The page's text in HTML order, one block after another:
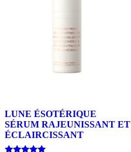
LUNE ÉSOTÉRIQUE
SÉRUM RAJEUNISSANT ET
ÉCLAIRCISSANT